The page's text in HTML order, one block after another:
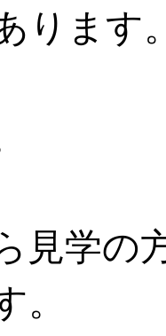
ります
見学の
。